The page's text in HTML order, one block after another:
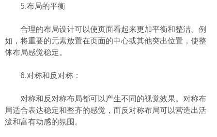
5.布局的平衡
合理的布局设计可以使页面看起来更加平衡和整洁。例
如，将重要的元素放置在页面的中心或其他突出位置，使整
体布局感觉稳定。
6.对称和反对称：
对称和反对称布局都可以产生不同的视觉效果。对称布
局适合表达稳定和整齐的感觉，而反对称布局可以营造出活
泼和富有动感的氛围。